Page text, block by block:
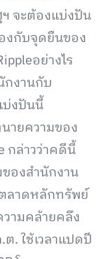
จะต้องแบ่งปัน
งกับจุดยืนของ
อย่างไร
กงานกับ
บ่งปันนี้
ายความของ
กล่าวว่าคดีนี้
องสำนักงาน
ลาดหลักทรัพย์
วามคล้ายคลึง
. ใช้เวลาแปดปี